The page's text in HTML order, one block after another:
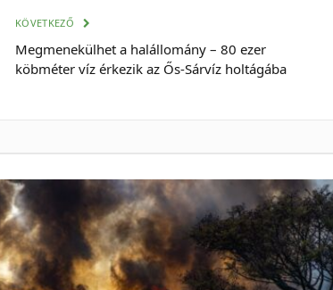
KÖVETKEZŐ
Megmenekülhet a halállomány – 80 ezer
köbméter víz érkezik az Ős-Sárvíz holtágába